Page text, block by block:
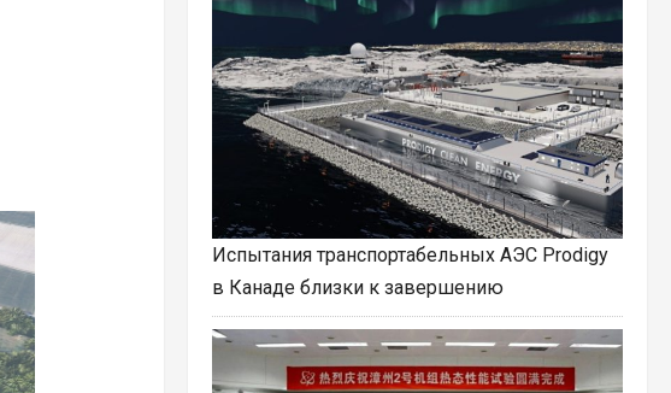
Испытания транспортабельных АЭС Prodigy
в Канаде близки к завершению